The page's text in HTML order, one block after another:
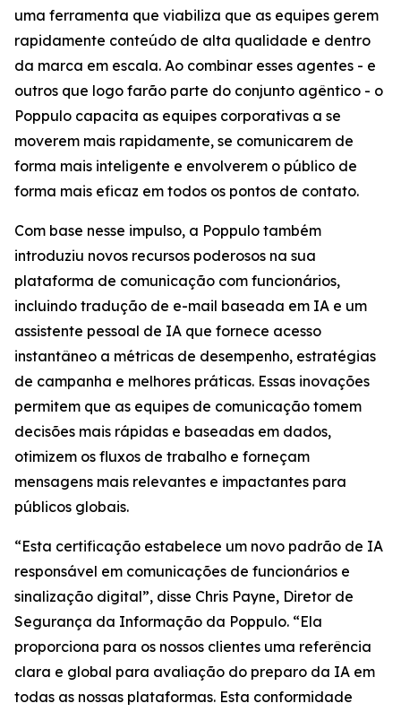
uma ferramenta que viabiliza que as equipes gerem
rapidamente conteúdo de alta qualidade e dentro
da marca em escala. Ao combinar esses agentes - e
outros que logo farão parte do conjunto agêntico - o
Poppulo capacita as equipes corporativas a se
moverem mais rapidamente, se comunicarem de
forma mais inteligente e envolverem o público de
forma mais eficaz em todos os pontos de contato.
Com base nesse impulso, a Poppulo também
introduziu novos recursos poderosos na sua
plataforma de comunicação com funcionários,
incluindo tradução de e-mail baseada em IA e um
assistente pessoal de IA que fornece acesso
instantâneo a métricas de desempenho, estratégias
de campanha e melhores práticas. Essas inovações
permitem que as equipes de comunicação tomem
decisões mais rápidas e baseadas em dados,
otimizem os fluxos de trabalho e forneçam
mensagens mais relevantes e impactantes para
públicos globais.
“Esta certificação estabelece um novo padrão de IA
responsável em comunicações de funcionários e
sinalização digital”, disse Chris Payne, Diretor de
Segurança da Informação da Poppulo. “Ela
proporciona para os nossos clientes uma referência
clara e global para avaliação do preparo da IA em
todas as nossas plataformas. Esta conformidade